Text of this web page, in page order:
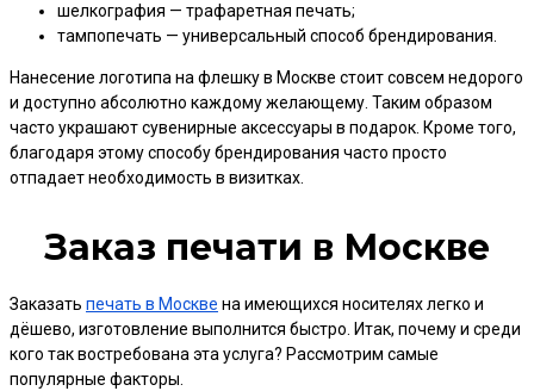
шелкография — трафаретная печать;
тампопечать — универсальный способ брендирования.
Нанесение логотипа на флешку в Москве стоит совсем недорого
и доступно абсолютно каждому желающему. Таким образом
часто украшают сувенирные аксессуары в подарок. Кроме того,
благодаря этому способу брендирования часто просто
отпадает необходимость в визитках.
Заказ печати в Москве
Заказать печать в Москве на имеющихся носителях легко и
дёшево, изготовление выполнится быстро. Итак, почему и среди
кого так востребована эта услуга? Рассмотрим самые
популярные факторы.